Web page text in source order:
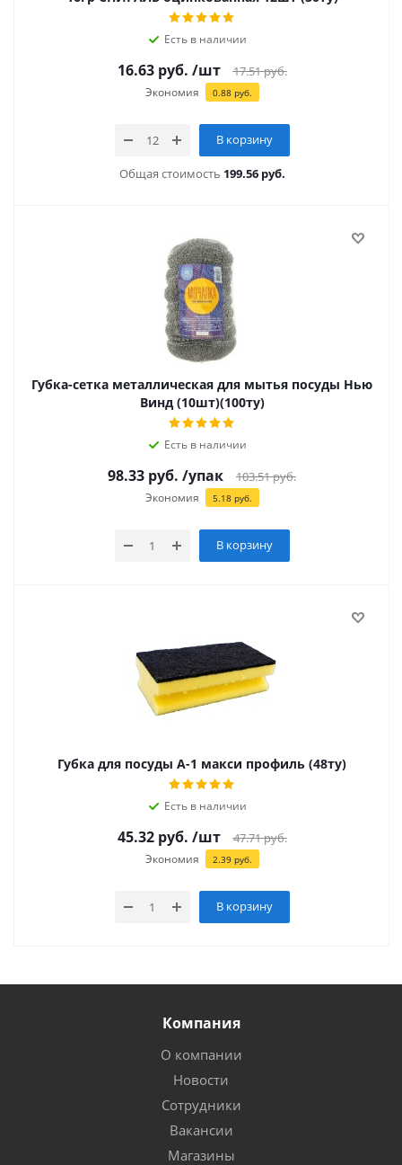
Есть в наличии
16.63руб. /шт 17.51руб.
Экономия 0.88руб.
В корзину
Общая стоимость 199.56 руб.
Губка-сетка металлическая для мытья посуды Нью
Винд (10шт)(100ту)
Есть в наличии
98.33 руб. /упак 103.51руб.
Экономия 5.18руб.
В корзину
Губка для посуды А-1 макси профиль (48ту)
Есть в наличии
45.32руб. /шт 47.71руб.
Экономия 2.39руб.
В корзину
Компания
О компании
Новости
Сотрудники
Вакансии
Магазины